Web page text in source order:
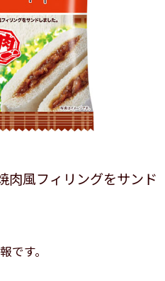
肉風フィリングをサンド
です。